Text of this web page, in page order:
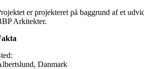
er projekteret på baggrund af et
Arkitekter.
Danmark